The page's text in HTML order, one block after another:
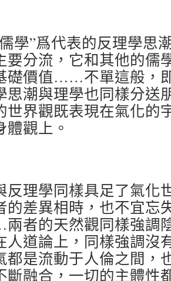
學”爲代表的反理學思
要分流，它和其他的儒
礎價值……不單這般，
思潮與理學也同樣分送
世界觀既表現在氣化的
體觀上。
反理學同樣具足了氣化
的差異相時，也不宜忘
者的天然觀同樣強調
人道論上，同樣強調沒
都是流動于人倫之間，
斷融合，一切的主體性